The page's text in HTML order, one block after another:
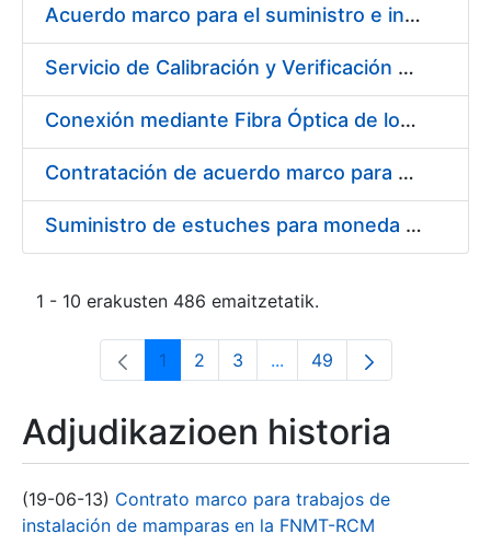
Acuerdo marco para el suministro e instalación de persianas, estores y otros complementos
Servicio de Calibración y Verificación Externa de los Equipos de Medición del Servicio de Prevención de la FNMT-RCM
Conexión mediante Fibra Óptica de los Centros de Proceso de Datos (CPDs) de las sedes de la FNMT-RCM de Burgos y Madrid
Contratación de acuerdo marco para el Suministro de Material de Electricidad para la Fábrica Nacional de Moneda y Timbre-Real Casa de la Moneda en su centro de trabajo de Burgos
Suministro de estuches para moneda de 30 €
1 - 10 erakusten 486 emaitzetatik.
Orrialdea
1 Orrialdea
2 Orrialdea
3 ...Intermediate Pages Use
Orrialdea
49
Adjudikazioen historia
(19-06-13) Contrato marco para trabajos de
instalación de mamparas en la FNMT-RCM